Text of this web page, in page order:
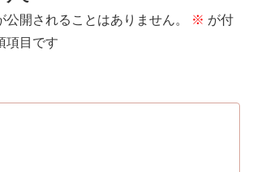
公開されることはありません。 ※ が付
項目です